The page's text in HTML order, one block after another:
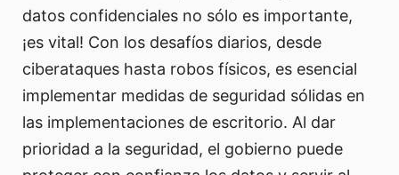
datos confidenciales no sólo es importante,
¡es vital! Con los desafíos diarios, desde
ciberataques hasta robos físicos, es esencial
implementar medidas de seguridad sólidas en
las implementaciones de escritorio. Al dar
prioridad a la seguridad, el gobierno puede